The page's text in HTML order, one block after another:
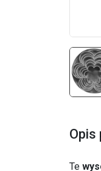
Opis
Te